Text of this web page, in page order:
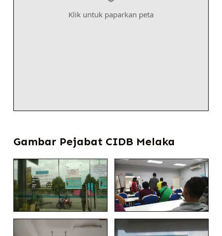
Klik untuk paparkan peta
Gambar Pejabat CIDB Melaka